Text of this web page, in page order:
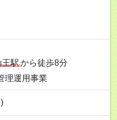
王駅から徒歩8分
理運用事業